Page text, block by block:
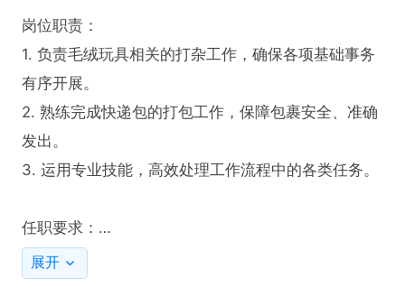
岗位职责：
1. 负责毛绒玩具相关的打杂工作，确保各项基础事务
有序开展。
2. 熟练完成快递包的打包工作，保障包裹安全、准确
发出。
3. 运用专业技能，高效处理工作流程中的各类任务。
任职要求：
1. 具备扎实的动手能力，能够熟练应对打杂工作内
展开